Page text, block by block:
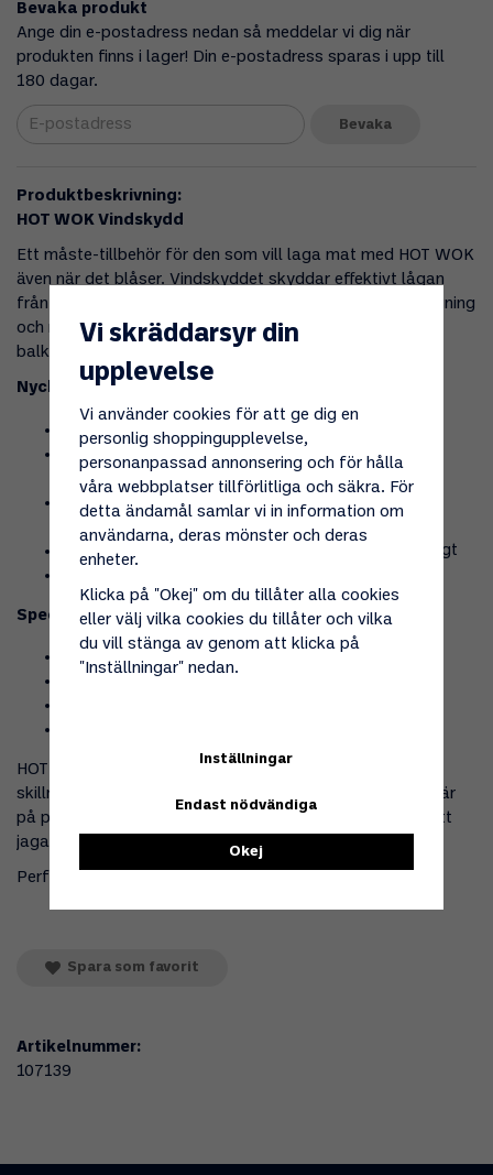
Bevaka produkt
Ange din e-postadress nedan så meddelar vi dig när
produkten finns i lager! Din e-postadress sparas i upp till
180 dagar.
Bevaka
Produktbeskrivning:
HOT WOK Vindskydd
Ett måste-tillbehör för den som vill laga mat med HOT WOK
även när det blåser. Vindskyddet skyddar effektivt lågan
från vind och drag, så du får stabil värme, jämnare tillagning
och mindre gasförbrukning – oavsett om du står på
balkongen, terrassen eller ute i naturen.
Nyckelfunktioner
Skyddar brännaren effektivt mot vind och drag
Enkel att fälla ihop och ta med – tar minimalt med
plats
Passar alla HOT WOK-modeller (Original, PRO,
Silverline m.fl.)
Tillverkat i rostfritt stål – tåligt och väderbeständigt
Specifikationer
0,19 kg (190 gram)
ca 65–76 cm lång × 23–24 cm hög
HOT WOK Vindskydd är det lilla tillbehöret som gör stor
skillnad – särskilt när vädret inte samarbetar. Med det här
på plats kan du fokusera på matlagningen istället för att
jaga lågan.
Perfekt komplement till din HOT WOK-brännare!
Spara som favorit
Artikelnummer:
107139
Vi skräddarsyr din
upplevelse
Vi använder cookies för att ge dig en
personlig shoppingupplevelse,
personanpassad annonsering och för hålla
våra webbplatser tillförlitliga och säkra. För
detta ändamål samlar vi in information om
användarna, deras mönster och deras
enheter.
Klicka på "Okej" om du tillåter alla cookies
eller välj vilka cookies du tillåter och vilka
du vill stänga av genom att klicka på
"Inställningar" nedan.
Inställningar
Endast nödvändiga
Okej